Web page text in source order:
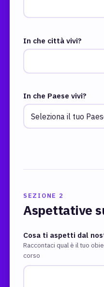
In che città vivi?
In che Paese vivi?
SEZIONE 2
Aspettative
Cosa ti aspetti dal
Raccontaci qual è il tuo
corso